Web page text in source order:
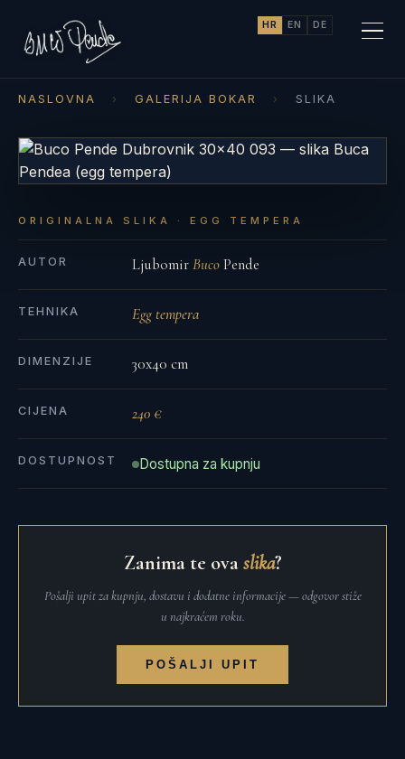
HR EN DE
NASLOVNA › GALERIJA BOKAR › SLIKA
ORIGINALNA SLIKA · EGG TEMPERA
AUTOR LjubomirBucoPende
TEHNIKA Egg tempera
DIMENZIJE 30x40 cm
CIJENA 240 €
DOSTUPNOST Dostupna za kupnju
Zanima te ovaslika?
Pošalji upit za kupnju, dostavu i dodatne informacije — odgovor stiže
u najkraćem roku.
POŠALJI UPIT